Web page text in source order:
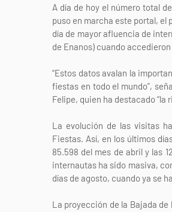
A día de hoy el número total
puso en marcha este portal, el
día de mayor afluencia de
de Enanos) cuando
“Estos datos avalan la
fiestas en todo el mundo”,
Felipe, quien ha destacado
La evolución de las visitas
Fiestas. Así, en los últimos
85.598 del mes de abril y las
internautas ha sido masiva,
días de agosto, cuando ya se
La proyección de la Bajada